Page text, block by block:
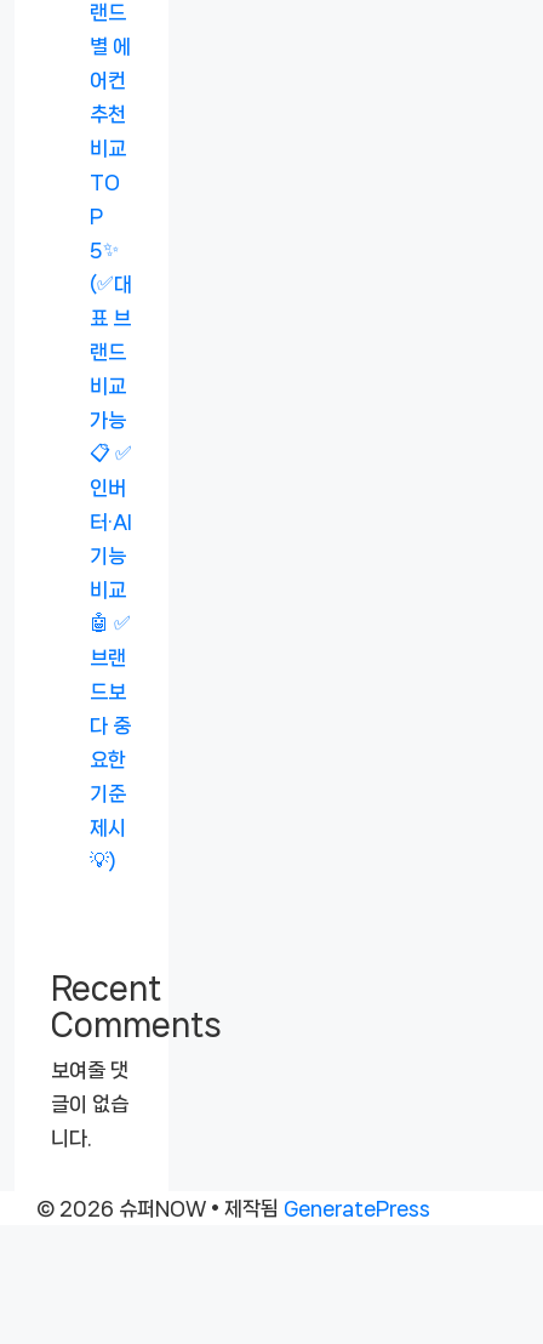
랜드
별 에
어컨
추천
비교
TO
P
5✨
(✅대
표 브
랜드
비교
가능
📋 ✅
인버
터·AI
기능
비교
🤖 ✅
브랜
드보
다 중
요한
기준
제시
💡)
Recent
Comments
보여줄 댓
글이 없습
니다.
© 2026 슈퍼NOW • 제작됨 GeneratePress